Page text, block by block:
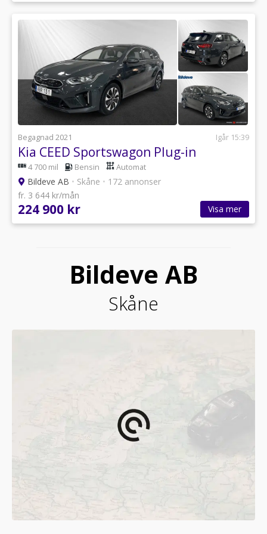
Begagnad 2021 Igår 15:39
Kia CEED Sportswagon Plug-in
4 700 mil Bensin Automat
Bildeve AB • Skåne • 172 annonser
fr. 3 644 kr/mån
224 900 kr Visa mer
Bildeve AB
Skåne